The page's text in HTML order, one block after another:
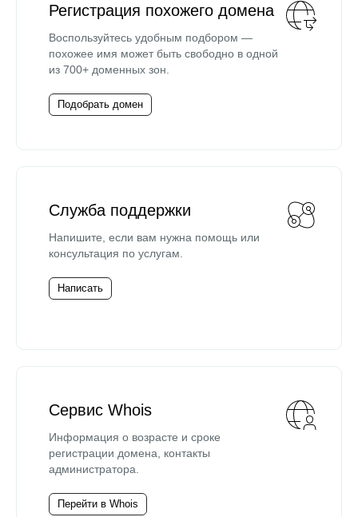
Регистрация похожего домена
Воспользуйтесь удобным подбором —
похожее имя может быть свободно в одной
из 700+ доменных зон.
Подобрать домен
Служба поддержки
Напишите, если вам нужна помощь или
консультация по услугам.
Написать
Сервис Whois
Информация о возрасте и сроке
регистрации домена, контакты
администратора.
Перейти в Whois